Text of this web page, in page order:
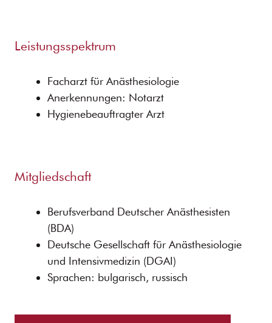
Leistungsspektrum
Facharzt für Anästhesiologie
Anerkennungen: Notarzt
Hygienebeauftragter Arzt
Mitgliedschaft
Berufsverband Deutscher Anästhesisten
(BDA)
Deutsche Gesellschaft für Anästhesiologie
und Intensivmedizin (DGAI)
Sprachen: bulgarisch, russisch